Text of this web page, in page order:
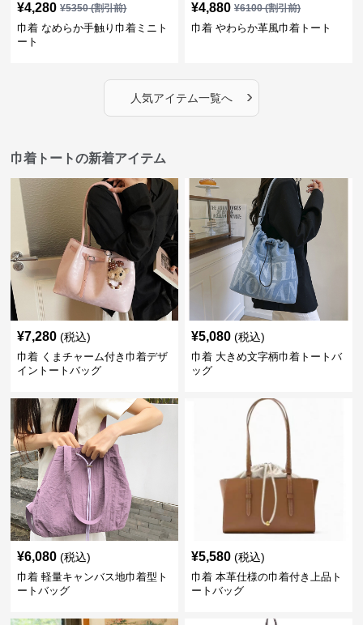
¥4,280 ¥5350(割引前)
巾着 なめらか手触り巾着ミニト
ート
¥4,880 ¥6100(割引前)
巾着 やわらか革風巾着トート
人気アイテム一覧へ ›
巾着トートの新着アイテム
¥7,280 (税込)
巾着 くまチャーム付き巾着デザ
イントートバッグ
¥5,080 (税込)
巾着 大きめ文字柄巾着トートバ
ッグ
¥6,080 (税込)
巾着 軽量キャンバス地巾着型ト
ートバッグ
¥5,580 (税込)
巾着 本革仕様の巾着付き上品ト
ートバッグ